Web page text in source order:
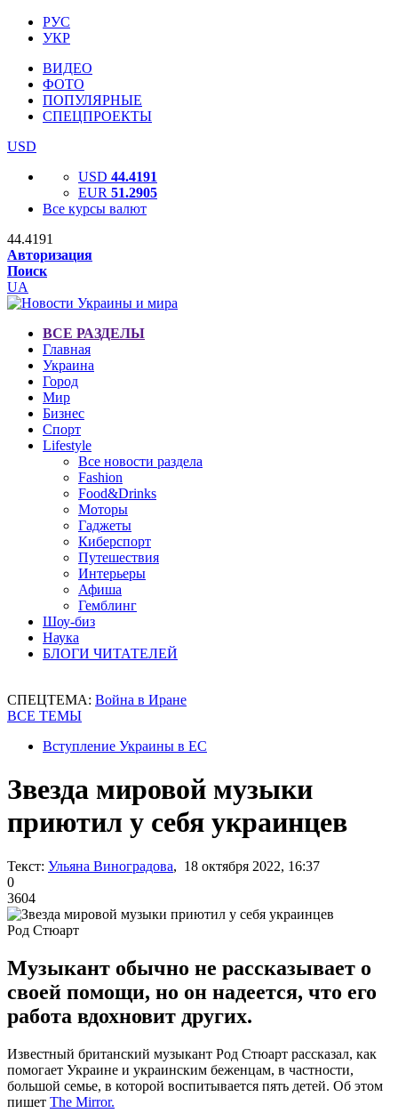
РУС
УКР
ВИДЕО
ФОТО
ПОПУЛЯРНЫЕ
СПЕЦПРОЕКТЫ
USD
USD 44.4191
EUR 51.2905
Все курсы валют
44.4191
Авторизация
Поиск
UA
ВСЕ РАЗДЕЛЫ
Главная
Украина
Город
Мир
Бизнес
Спорт
Lifestyle
Все новости раздела
Fashion
Food&Drinks
Моторы
Гаджеты
Киберспорт
Путешествия
Интерьеры
Афиша
Гемблинг
Шоу-биз
Наука
БЛОГИ ЧИТАТЕЛЕЙ
СПЕЦТЕМА: Война в Иране
ВСЕ ТЕМЫ
Вступление Украины в ЕС
Звезда мировой музыки
приютил у себя украинцев
Текст: Ульяна Виноградова, 18 октября 2022, 16:37
0
3604
Род Стюарт
Музыкант обычно не рассказывает о
своей помощи, но он надеется, что его
работа вдохновит других.
Известный британский музыкант Род Стюарт рассказал, как
помогает Украине и украинским беженцам, в частности,
большой семье, в которой воспитывается пять детей. Об этом
пишет The Mirror.